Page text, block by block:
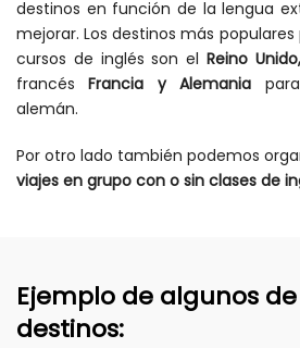
destinos en función de la lengua
mejorar. Los destinos más
cursos de inglés son el Reino
francésFrancia y Alemania
alemán.
Por otro lado también podemos
viajes en grupo con o sin clases de
Ejemplo de algunos
destinos: